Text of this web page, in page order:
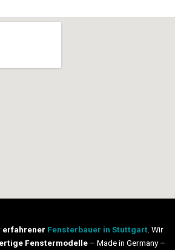
erfahrener Fensterbauer in Stuttgart . Wir
Fenstermodelle – Made in Germany –